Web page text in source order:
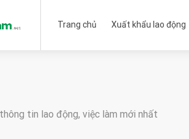
Trang chủ Xuất khẩu lao động
tin lao động, việc làm mới nhất